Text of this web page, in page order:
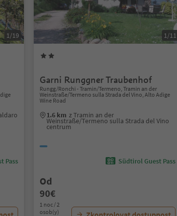
1/19
Pass
1/11
Garni Runggner Traubenhof
Rungg/Ronchi - Tramin/Termeno, Tramin an der
Weinstraße/Termeno sulla Strada del Vino, Alto Adige
Wine Road
1.6 km z Tramin an der
Weinstraße/Termeno sulla Strada del Vino
centrum
Südtirol Guest Pass
Od
90€
1 noc / 2
osob(y)